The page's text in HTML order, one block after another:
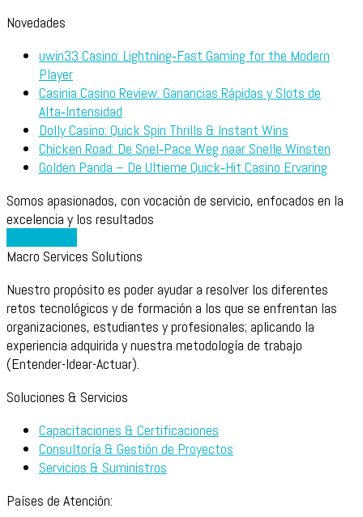
Novedades
uwin33 Casino: Lightning‑Fast Gaming for the Modern
Player
Casinia Casino Review: Ganancias Rápidas y Slots de
Alta‑Intensidad
Dolly Casino: Quick Spin Thrills & Instant Wins
Chicken Road: De Snel‑Pace Weg naar Snelle Winsten
Golden Panda – De Ultieme Quick‑Hit Casino Ervaring
Somos apasionados, con vocación de servicio, enfocados en la
excelencia y los resultados
Macro Services Solutions
Nuestro propósito es poder ayudar a resolver los diferentes
retos tecnológicos y de formación a los que se enfrentan las
organizaciones, estudiantes y profesionales; aplicando la
experiencia adquirida y nuestra metodología de trabajo
(Entender-Idear-Actuar).
Soluciones & Servicios
Capacitaciones & Certificaciones
Consultoría & Gestión de Proyectos
Servicios & Suministros
Países de Atención: